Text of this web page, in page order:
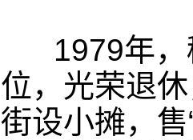
1979年，
位，光荣退
街设小摊，